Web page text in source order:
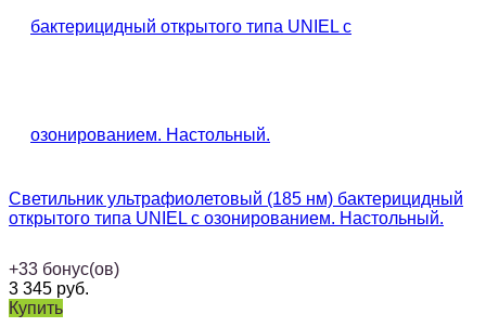
Светильник ультрафиолетовый (185 нм) бактерицидный
открытого типа UNIEL с озонированием. Настольный.
+33 бонус(ов)
3 345 руб.
Купить